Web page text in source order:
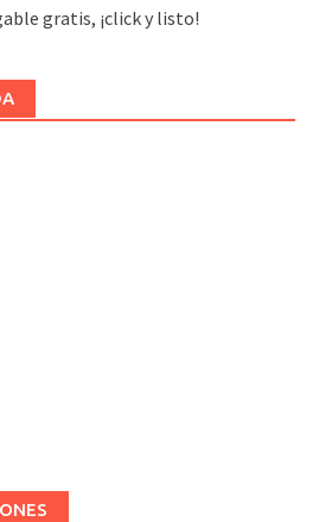
gratis, ¡click y listo!